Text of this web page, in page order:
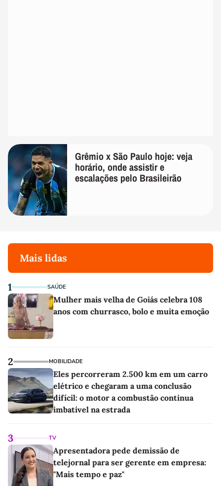
Grêmio x São Paulo hoje: veja
horário, onde assistir e
escalações pelo Brasileirão
Mais lidas
1 SAÚDE
Mulher mais velha de Goiás celebra 108
anos com churrasco, bolo e muita emoção
2 MOBILIDADE
Eles percorreram 2.500 km em um carro
elétrico e chegaram a uma conclusão
difícil: o motor a combustão continua
imbatível na estrada
3 TV
Apresentadora pede demissão de
telejornal para ser gerente em empresa:
"Mais tempo e paz"